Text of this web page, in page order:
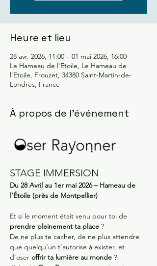
Heure et lieu
28 avr. 2026, 11:00 – 01 mai 2026, 16:00
Le Hameau de l'Etoile, Le Hameau de
l'Etoile, Frouzet, 34380 Saint-Martin-de-
Londres, France
À propos de l'événement
STAGE IMMERSION
Du 28 Avril au 1er mai 2026 – Hameau de
l’Étoile (près de Montpellier)
Et si le moment était venu pour toi de
prendre pleinement ta place ?
De ne plus te cacher, de ne plus attendre
que quelqu’un t’autorise à exister, et
d’oser offrir ta lumière au monde ?